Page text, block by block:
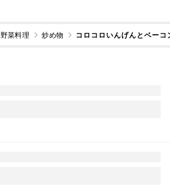
野菜料理 炒め物 コロコロいんげんとベー